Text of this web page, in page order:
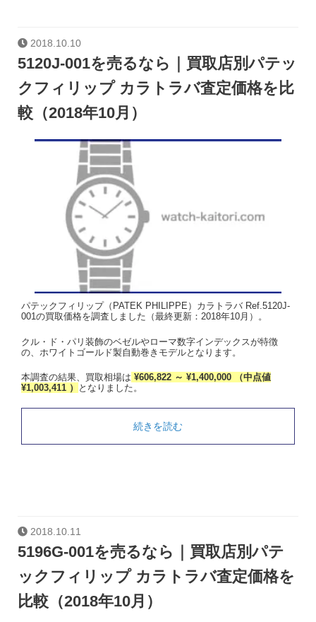
2018.10.10
5120J-001を売るなら｜買取店別パテッ
クフィリップ カラトラバ査定価格を比
較（2018年10月）
パテックフィリップ（PATEK PHILIPPE）カラトラバ Ref.5120J-
001の買取価格を調査しました（最終更新：2018年10月）。
クル・ド・パリ装飾のベゼルやローマ数字インデックスが特徴
の、ホワイトゴールド製自動巻きモデルとなります。
本調査の結果、買取相場は ¥606,822 ～ ¥1,400,000 （中点値
¥1,003,411 ）
となりました。
続きを読む
2018.10.11
5196G-001を売るなら｜買取店別パテ
ックフィリップ カラトラバ査定価格を
比較（2018年10月）